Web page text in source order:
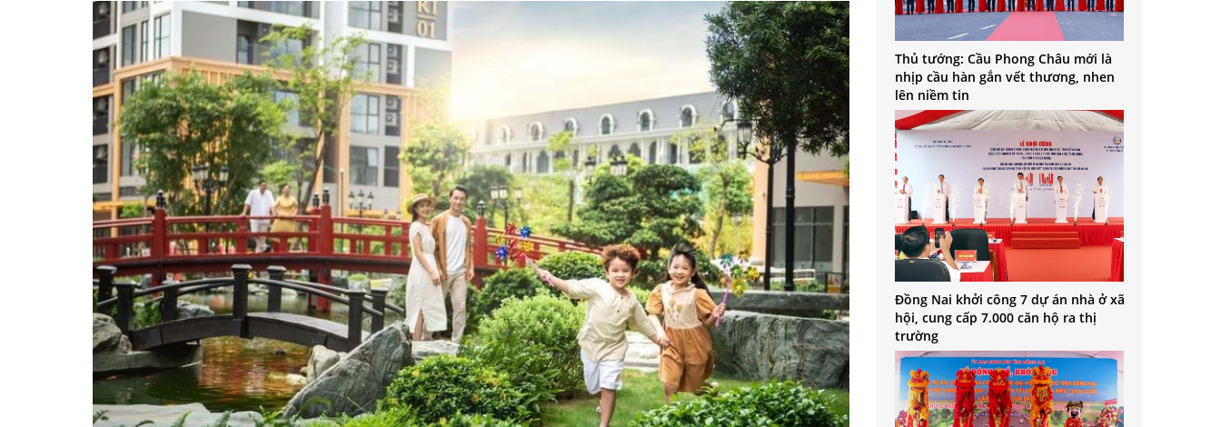
Thủ tướng: Cầu Phong Châu mới là
nhịp cầu hàn gắn vết thương, nhen
lên niềm tin
Đồng Nai khởi công 7 dự án nhà ở xã
hội, cung cấp 7.000 căn hộ ra thị
trường